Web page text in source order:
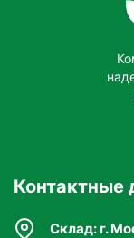
Контактные
Склад: г.